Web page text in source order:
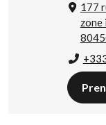
177
zone